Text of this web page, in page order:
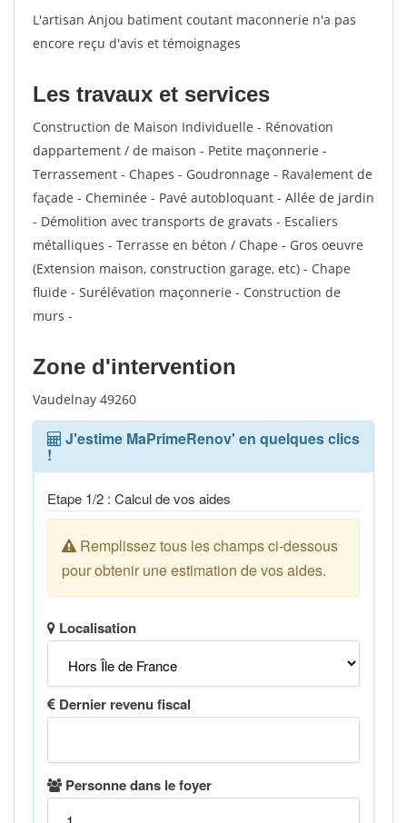
L'artisan Anjou batiment coutant maconnerie n'a pas
encore reçu d'avis et témoignages
Les travaux et services
Construction de Maison Individuelle - Rénovation
dappartement / de maison - Petite maçonnerie -
Terrassement - Chapes - Goudronnage - Ravalement de
façade - Cheminée - Pavé autobloquant - Allée de jardin
- Démolition avec transports de gravats - Escaliers
métalliques - Terrasse en béton / Chape - Gros oeuvre
(Extension maison, construction garage, etc) - Chape
fluide - Surélévation maçonnerie - Construction de
murs -
Zone d'intervention
Vaudelnay 49260